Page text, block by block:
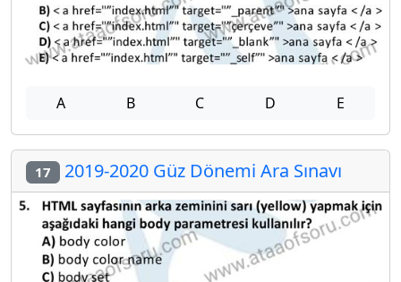
A B C D E
17 2019-2020 Güz Dönemi Ara Sınavı